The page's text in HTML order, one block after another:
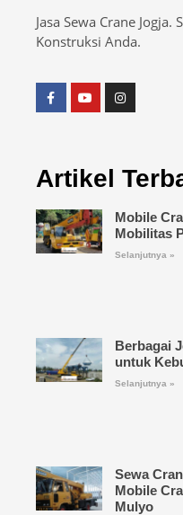
Jasa Sewa Crane
Konstruksi Anda.
Artikel
Mobile
Mobilitas
Selanjutnya »
Berbagai
untuk
Selanjutnya »
Sewa
Mobile
Mulyo